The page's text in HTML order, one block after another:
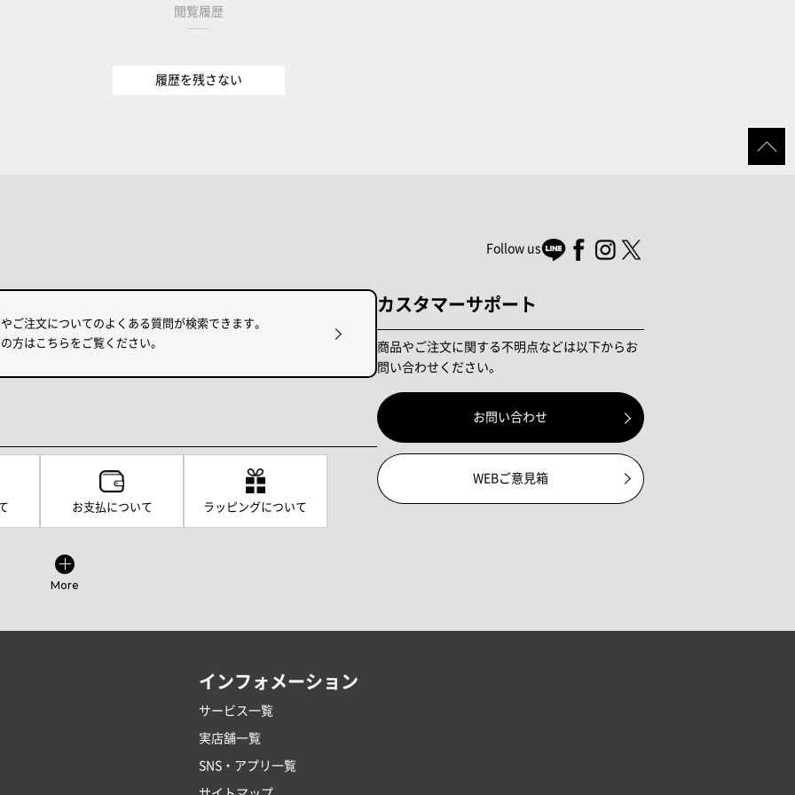
閲覧履歴
履歴を残さない
Follow us
ご注文についてのよくある質問が検索できます。
方はこちらをご覧ください。
お支払について ラッピングについて
More
カスタマーサポート
商品やご注文に関する不明点などは以下からお
問い合わせください。
お問い合わせ
WEBご意見箱
インフォメーション
サービス一覧
実店舗一覧
SNS・アプリ一覧